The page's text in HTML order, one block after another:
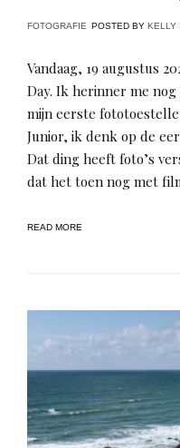
FOTOGRAFIE POSTED BY KELLY
Vandaag, 19 augustus
Day. Ik herinner me
mijn eerste
Junior, ik denk op de
Dat ding heeft foto’s
dat het toen nog met
READ MORE